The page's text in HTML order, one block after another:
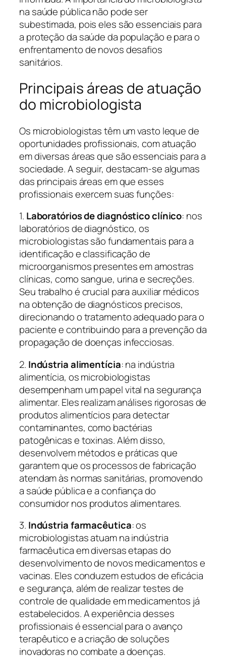
na saúde pública não pode ser
subestimada, pois eles são essenciais para
a proteção da saúde da população e para o
enfrentamento de novos desafios
sanitários.
Principais áreas de atuação
do microbiologista
Os microbiologistas têm um vasto leque de
oportunidades profissionais, com atuação
em diversas áreas que são essenciais para a
sociedade. A seguir, destacam-se algumas
das principais áreas em que esses
profissionais exercem suas funções:
1. Laboratórios de diagnóstico clínico: nos
laboratórios de diagnóstico, os
microbiologistas são fundamentais para a
identificação e classificação de
microorganismos presentes em amostras
clínicas, como sangue, urina e secreções.
Seu trabalho é crucial para auxiliar médicos
na obtenção de diagnósticos precisos,
direcionando o tratamento adequado para o
paciente e contribuindo para a prevenção da
propagação de doenças infecciosas.
2. Indústria alimentícia: na indústria
alimentícia, os microbiologistas
desempenham um papel vital na segurança
alimentar. Eles realizam análises rigorosas de
produtos alimentícios para detectar
contaminantes, como bactérias
patogênicas e toxinas. Além disso,
desenvolvem métodos e práticas que
garantem que os processos de fabricação
atendam às normas sanitárias, promovendo
a saúde pública e a confiança do
consumidor nos produtos alimentares.
3. Indústria farmacêutica: os
microbiologistas atuam na indústria
farmacêutica em diversas etapas do
desenvolvimento de novos medicamentos e
vacinas. Eles conduzem estudos de eficácia
e segurança, além de realizar testes de
controle de qualidade em medicamentos já
estabelecidos. A experiência desses
profissionais é essencial para o avanço
terapêutico e a criação de soluções
inovadoras no combate a doenças.